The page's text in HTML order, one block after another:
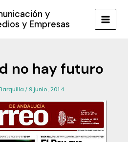
y
y Empresas
MAIN
no hay futuro
/ 9 junio, 2014